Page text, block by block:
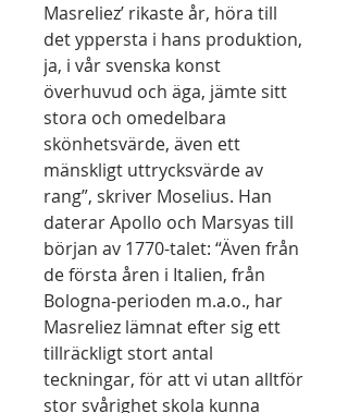
Masreliez’ rikaste år, höra till
det yppersta i hans produktion,
ja, i vår svenska konst
överhuvud och äga, jämte sitt
stora och omedelbara
skönhetsvärde, även ett
mänskligt uttrycks­värde av
rang”, skriver Moselius. Han
daterar Apollo och Marsyas till
början av 1770-talet: “Även från
de första åren i Italien, från
Bologna-perioden m.a.o., har
Masreliez lämnat efter sig ett
tillräckligt stort antal
teckningar, för att vi utan alltför
stor svårighet skola kunna